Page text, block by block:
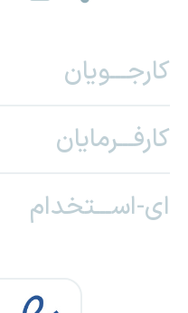
کارجـــویان
کارفـــرمایان
ای-اســـتخدام